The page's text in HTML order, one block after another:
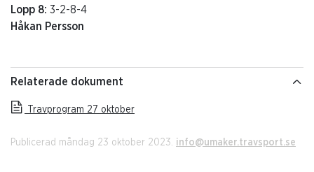
Lopp 8: 3-2-8-4
Håkan Persson
Relaterade dokument
Travprogram 27 oktober
Publicerad måndag 23 oktober 2023. info@umaker.travsport.se